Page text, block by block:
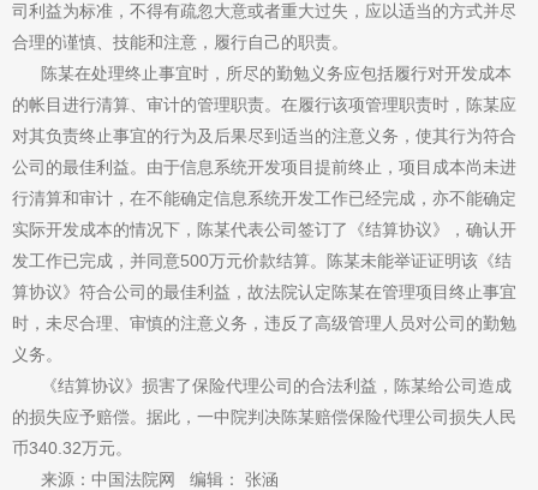
司利益为标准，不得有疏忽大意或者重大过失，应以适当的方式并尽
合理的谨慎、技能和注意，履行自己的职责。
陈某在处理终止事宜时，所尽的勤勉义务应包括履行对开发成本
的帐目进行清算、审计的管理职责。在履行该项管理职责时，陈某应
对其负责终止事宜的行为及后果尽到适当的注意义务，使其行为符合
公司的最佳利益。由于信息系统开发项目提前终止，项目成本尚未进
行清算和审计，在不能确定信息系统开发工作已经完成，亦不能确定
实际开发成本的情况下，陈某代表公司签订了《结算协议》，确认开
发工作已完成，并同意500万元价款结算。陈某未能举证证明该《结
算协议》符合公司的最佳利益，故法院认定陈某在管理项目终止事宜
时，未尽合理、审慎的注意义务，违反了高级管理人员对公司的勤勉
义务。
《结算协议》损害了保险代理公司的合法利益，陈某给公司造成
的损失应予赔偿。据此，一中院判决陈某赔偿保险代理公司损失人民
币340.32万元。
来源：中国法院网 编辑： 张涵